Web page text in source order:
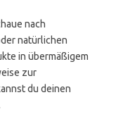
nach
natürlichen
in übermäßigem
zur
du deinen